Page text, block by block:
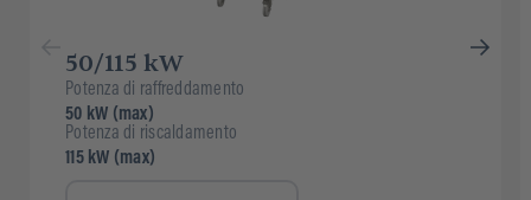
50/115 kW
Potenza di raffreddamento
50 kW (max)
Potenza di riscaldamento
115 kW (max)